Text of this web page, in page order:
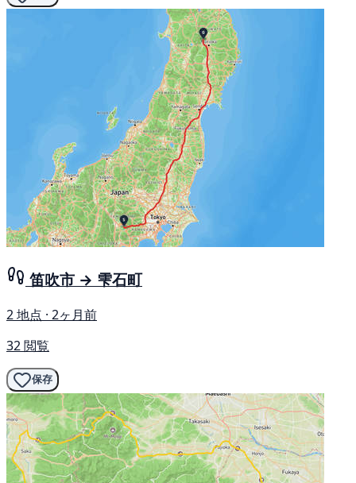
笛吹市 → 雫石町
2 地点 · 2ヶ月前
32 閲覧
保存